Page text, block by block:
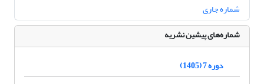
شماره جاری
شماره‌های پیشین نشریه
دوره 7 (1405)